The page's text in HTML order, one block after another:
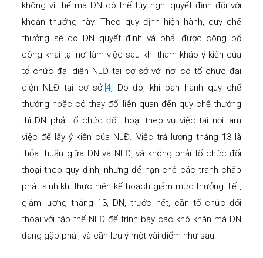
không vì thế mà DN có thể tùy nghi quyết định đối với
khoản thưởng này. Theo quy định hiện hành, quy chế
thưởng sẽ do DN quyết định và phải được công bố
công khai tại nơi làm việc sau khi tham khảo ý kiến của
tổ chức đại diện NLĐ tại cơ sở với nơi có tổ chức đại
diện NLĐ tại cơ sở. [4]
Do đó, khi ban hành quy chế
thưởng hoặc có thay đổi liên quan đến quy chế thưởng
thì DN phải tổ chức đối thoại theo vụ việc tại nơi làm
việc để lấy ý kiến của NLĐ. Việc trả lương tháng 13 là
thỏa thuận giữa DN và NLĐ, và không phải tổ chức đối
thoại theo quy định, nhưng để hạn chế các tranh chấp
phát sinh khi thực hiện kế hoạch giảm mức thưởng Tết,
giảm lương tháng 13, DN, trước hết, cần tổ chức đối
thoại với tập thể NLĐ để trình bày các khó khăn mà DN
đang gặp phải, và cần lưu ý một vài điểm như sau: